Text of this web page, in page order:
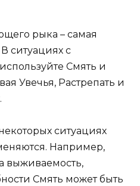
рыка – самая
ситуациях с
Смять и
Увечья, Растрепать и
ситуациях
Например,
выживаемость,
Смять может быть